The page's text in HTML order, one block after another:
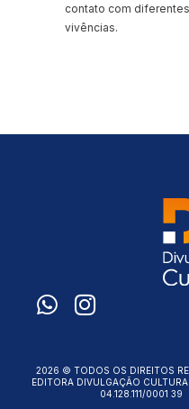
contato com diferentes
vivências.
2026 © TODOS OS DIREITOS
EDITORA DIVULGAÇÃO
04.128.111/0001 39